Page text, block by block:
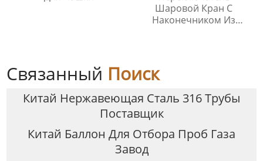
Шаровой Кран С
Наконечником Из
Связанный Поиск
Китай Нержавеющая Сталь 316 Трубы
Поставщик
Китай Баллон Для Отбора Проб Газа
Завод